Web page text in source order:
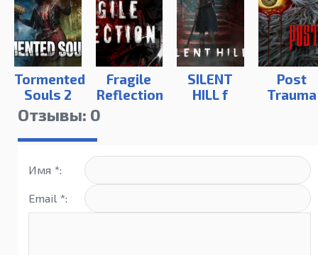
Tormented
Souls 2
Fragile
Reflection
SILENT
HILL f
Post
Trauma
Отзывы: 0
Имя *:
Email *: